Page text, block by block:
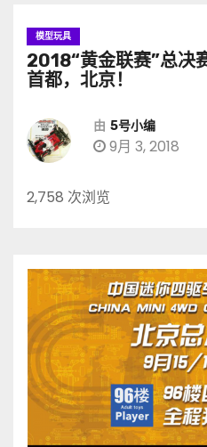
模型玩具
2018“黄金联赛”总决
首都，北京！
由 5号小编
9月 3, 2018
2,758 次浏览